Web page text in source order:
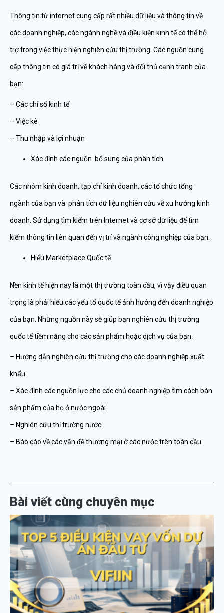
Thông tin từ internet cung cấp rất nhiều dữ liệu và thông tin về
các doanh nghiệp, các ngành nghề và điều kiện kinh tế có thể hỗ
trợ trong việc thực hiện nghiên cứu thị trường. Các nguồn cung
cấp thông tin có giá trị về khách hàng và đối thủ cạnh tranh của
bạn:
– Các chỉ số kinh tế
– Việc kê
– Thu nhập và lợi nhuận
Xác định các nguồn bổ sung của phân tích
Các nhóm kinh doanh, tạp chí kinh doanh, các tổ chức tổng
ngành của bạn và phân tích dữ liệu nghiên cứu về xu hướng kinh
doanh. Sử dụng tìm kiếm trên Internet và cơ sở dữ liệu để tìm
kiếm thông tin liên quan đến vị trí và ngành công nghiệp của bạn.
Hiểu Marketplace Quốc tế
Nền kinh tế hiện nay là một thị trường toàn cầu, vì vậy điều quan
trọng là phải hiểu các yếu tố quốc tế ảnh hưởng đến doanh nghiệp
của bạn. Những nguồn này sẽ giúp bạn nghiên cứu thị trường
quốc tế tiềm năng cho các sản phẩm hoặc dịch vụ của bạn:
– Hướng dẫn nghiên cứu thị trường cho các doanh nghiệp xuất
khẩu
– Xác định các nguồn lực cho các chủ doanh nghiệp tìm cách bán
sản phẩm của họ ở nước ngoài.
– Nghiên cứu thị trường nước
– Báo cáo về các vấn đề thương mại ở các nước trên toàn cầu.
Bài viết cùng chuyên mục